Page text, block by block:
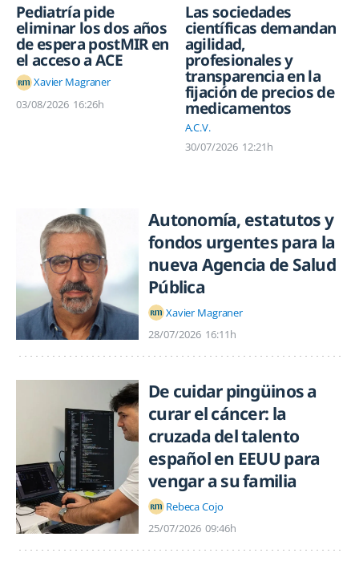
Pediatría pide
eliminar los dos años
de espera postMIR en
el acceso a ACE
Xavier Magraner
03/08/2026 16:26h
Las sociedades
científicas demandan
agilidad,
profesionales y
transparencia en la
fijación de precios de
medicamentos
A.C.V.
30/07/2026 12:21h
Autonomía, estatutos y
fondos urgentes para la
nueva Agencia de Salud
Pública
Xavier Magraner
28/07/2026 16:11h
De cuidar pingüinos a
curar el cáncer: la
cruzada del talento
español en EEUU para
vengar a su familia
Rebeca Cojo
25/07/2026 09:46h